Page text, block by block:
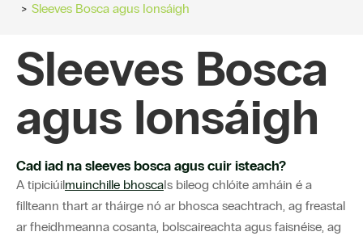
Sleeves Bosca agus Ionsáigh
Sleeves Bosca
agus Ionsáigh
Cad iad na sleeves bosca agus cuir isteach?
A tipiciúilmuinchille bhoscaIs bileog chlóite amháin é a
fillteann thart ar tháirge nó ar bhosca seachtrach, ag freastal
ar fheidhmeanna cosanta, bolscaireachta agus faisnéise, ag